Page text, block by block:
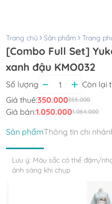
Trang chủ Sản phẩm Trang
[Combo Full Set]
xanh đậu KMO032
Số lượng Còn lại
Giá thuê:350.000355.000
Giá bán:1.050.0001.064.000
Sản phẩmThông tin chi
Lưu ý: Màu sắc có thể đậm/
ánh sáng khi chụp